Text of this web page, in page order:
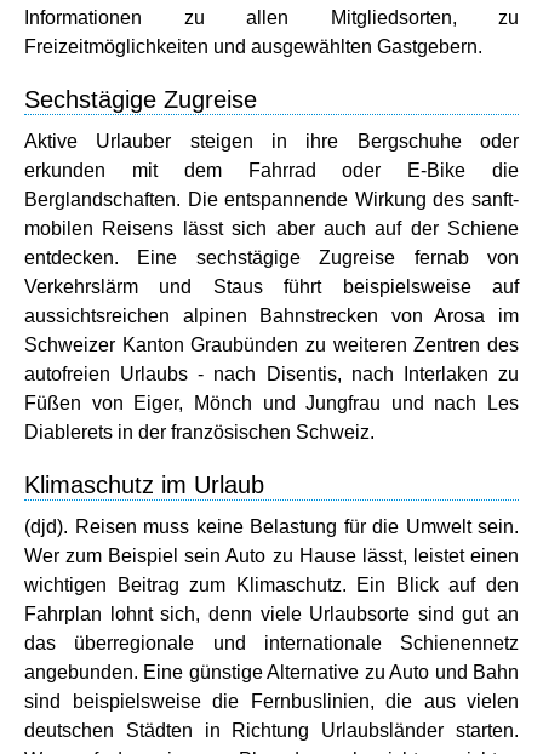
Informationen zu allen Mitgliedsorten, zu
Freizeitmöglichkeiten und ausgewählten Gastgebern.
Sechstägige Zugreise
Aktive Urlauber steigen in ihre Bergschuhe oder
erkunden mit dem Fahrrad oder E-Bike die
Berglandschaften. Die entspannende Wirkung des sanft-
mobilen Reisens lässt sich aber auch auf der Schiene
entdecken. Eine sechstägige Zugreise fernab von
Verkehrslärm und Staus führt beispielsweise auf
aussichtsreichen alpinen Bahnstrecken von Arosa im
Schweizer Kanton Graubünden zu weiteren Zentren des
autofreien Urlaubs - nach Disentis, nach Interlaken zu
Füßen von Eiger, Mönch und Jungfrau und nach Les
Diablerets in der französischen Schweiz.
Klimaschutz im Urlaub
(djd). Reisen muss keine Belastung für die Umwelt sein.
Wer zum Beispiel sein Auto zu Hause lässt, leistet einen
wichtigen Beitrag zum Klimaschutz. Ein Blick auf den
Fahrplan lohnt sich, denn viele Urlaubsorte sind gut an
das überregionale und internationale Schienennetz
angebunden. Eine günstige Alternative zu Auto und Bahn
sind beispielsweise die Fernbuslinien, die aus vielen
deutschen Städten in Richtung Urlaubsländer starten.